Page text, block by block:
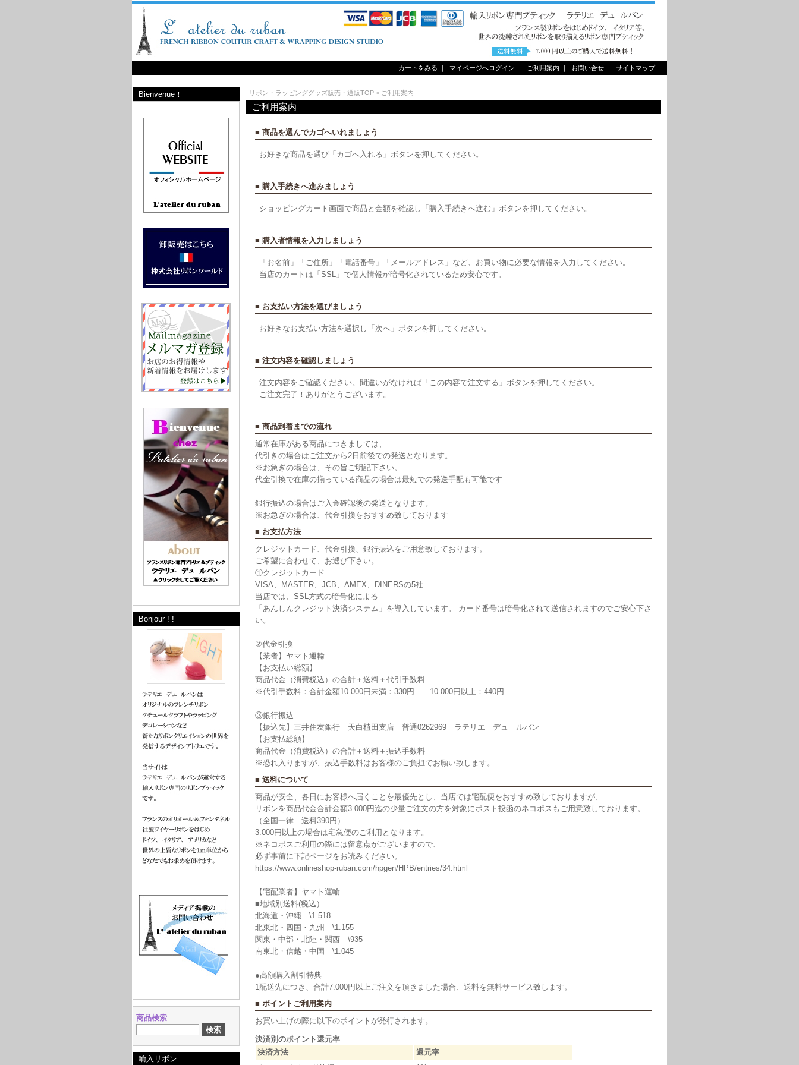
カートをみる ｜ マイページへログイン ｜ ご利用案内 ｜ お問い合せ ｜ サイトマップ
Bienvenue！
Bonjour ! !
商品検索
輸入リボン
リボン・ラッピンググッズ販売・通販TOP > ご利用案内
ご利用案内
■ 商品を選んでカゴへいれましょう
お好きな商品を選び「カゴへ入れる」ボタンを押してください。
■ 購入手続きへ進みましょう
ショッピングカート画面で商品と金額を確認し「購入手続きへ進む」ボタンを押してください。
■ 購入者情報を入力しましょう
「お名前」「ご住所」「電話番号」「メールアドレス」など、お買い物に必要な情報を入力してください。
当店のカートは「SSL」で個人情報が暗号化されているため安心です。
■ お支払い方法を選びましょう
お好きなお支払い方法を選択し「次へ」ボタンを押してください。
■ 注文内容を確認しましょう
注文内容をご確認ください。間違いがなければ「この内容で注文する」ボタンを押してください。
ご注文完了！ありがとうございます。
■ 商品到着までの流れ
通常在庫がある商品につきましては、
代引きの場合はご注文から2日前後での発送となります。
※お急ぎの場合は、その旨ご明記下さい。
代金引換で在庫の揃っている商品の場合は最短での発送手配も可能です
銀行振込の場合はご入金確認後の発送となります。
※お急ぎの場合は、代金引換をおすすめ致しております
■ お支払方法
クレジットカード、代金引換、銀行振込をご用意致しております。
ご希望に合わせて、お選び下さい。
①クレジットカード
VISA、MASTER、JCB、AMEX、DINERSの5社
当店では、SSL方式の暗号化による
「あんしんクレジット決済システム」を導入しています。 カード番号は暗号化されて送信されますのでご安心下さ
い。
②代金引換
【業者】ヤマト運輸
【お支払い総額】
商品代金（消費税込）の合計＋送料＋代引手数料
※代引手数料：合計金額10.000円未満：330円 10.000円以上：440円
③銀行振込
【振込先】三井住友銀行 天白植田支店 普通0262969 ラテリエ デュ ルバン
【お支払総額】
商品代金（消費税込）の合計＋送料＋振込手数料
※恐れ入りますが、振込手数料はお客様のご負担でお願い致します。
■ 送料について
商品が安全、各日にお客様へ届くことを最優先とし、当店では宅配便をおすすめ致しておりますが、
リボンを商品代金合計金額3.000円迄の少量ご注文の方を対象にポスト投函のネコポスもご用意致しております。
（全国一律 送料390円）
3.000円以上の場合は宅急便のご利用となります。
※ネコポスご利用の際には留意点がございますので、
必ず事前に下記ページをお読みください。
https://www.onlineshop-ruban.com/hpgen/HPB/entries/34.html
【宅配業者】ヤマト運輸
■地域別送料(税込）
北海道・沖縄 \1.518
北東北・四国・九州 \1.155
関東・中部・北陸・関西 \935
南東北・信越・中国 \1.045
●高額購入割引特典
1配送先につき、合計7.000円以上ご注文を頂きました場合、送料を無料サービス致します。
■ ポイントご利用案内
お買い上げの際に以下のポイントが発行されます。
決済別のポイント還元率
決済方法
還元率